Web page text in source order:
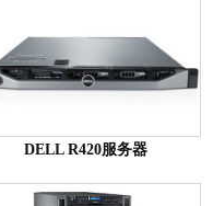
DELL R420服务器